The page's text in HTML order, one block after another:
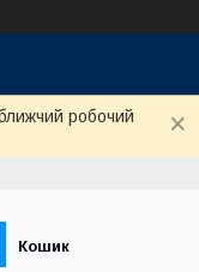
робочий
Кошик